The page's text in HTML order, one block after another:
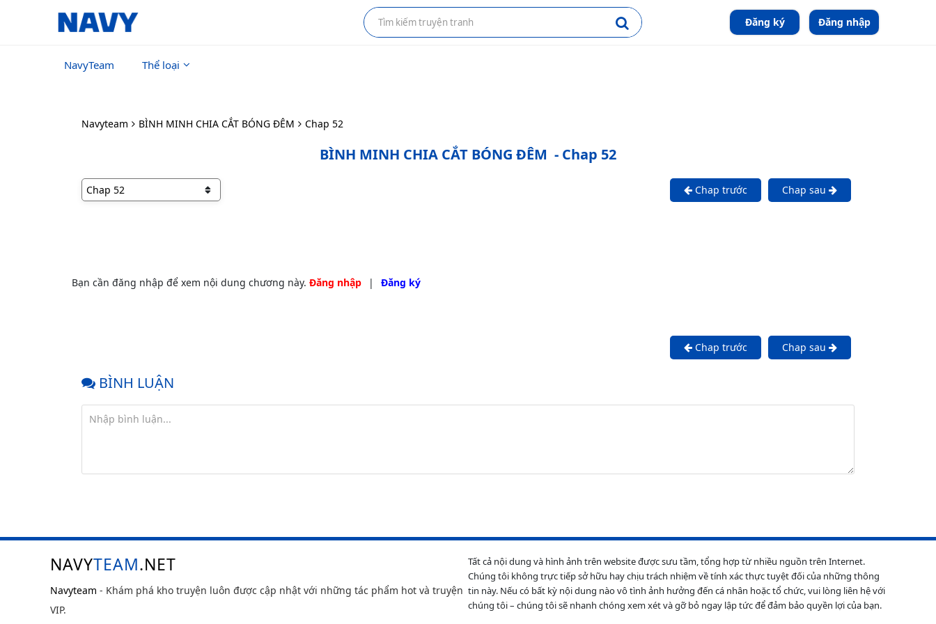
Đăng ký Đăng nhập
NavyTeam Thể loại
Navyteam BÌNH MINH CHIA CẮT BÓNG ĐÊM Chap 52
BÌNH MINH CHIA CẮT BÓNG ĐÊM - Chap 52
Chap trước Chap sau
Bạn cần đăng nhập để xem nội dung chương này. Đăng nhập | Đăng ký
Chap trước Chap sau
BÌNH LUẬN
NAVYTEAM.NET
Navyteam - Khám phá kho truyện luôn được cập nhật với những tác phẩm hot và truyện
VIP.
Tất cả nội dung và hình ảnh trên website được sưu tầm, tổng hợp từ nhiều nguồn trên Internet.
Chúng tôi không trực tiếp sở hữu hay chịu trách nhiệm về tính xác thực tuyệt đối của những thông
tin này. Nếu có bất kỳ nội dung nào vô tình ảnh hưởng đến cá nhân hoặc tổ chức, vui lòng liên hệ với
chúng tôi – chúng tôi sẽ nhanh chóng xem xét và gỡ bỏ ngay lập tức để đảm bảo quyền lợi của bạn.